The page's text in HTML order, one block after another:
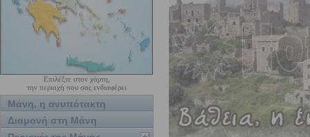
Επιλέξτε στον χάρτη,
την περιοχή που σας ενδιαφέρει
Μάνη, η ανυπότακτη
Διαμονή στη Μάνη